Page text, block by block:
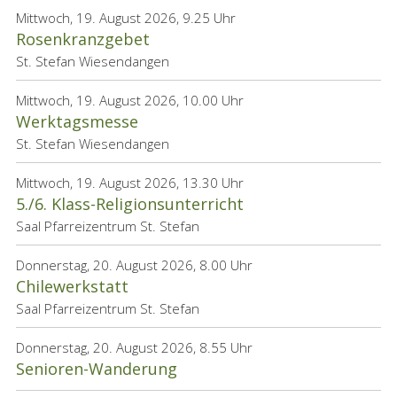
Mittwoch, 19. August 2026, 9.25 Uhr
Rosenkranzgebet
St. Stefan Wiesendangen
Mittwoch, 19. August 2026, 10.00 Uhr
Werktagsmesse
St. Stefan Wiesendangen
Mittwoch, 19. August 2026, 13.30 Uhr
5./6. Klass-Religionsunterricht
Saal Pfarreizentrum St. Stefan
Donnerstag, 20. August 2026, 8.00 Uhr
Chilewerkstatt
Saal Pfarreizentrum St. Stefan
Donnerstag, 20. August 2026, 8.55 Uhr
Senioren-Wanderung